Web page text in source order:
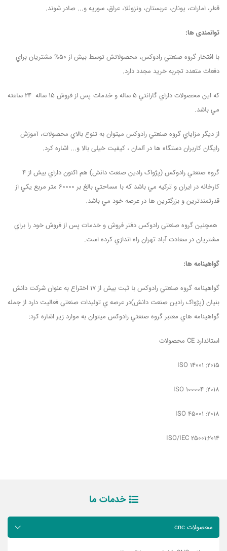
قطر، امارات، يونان، عربستان، ونزوئلا، عراق، سوريه و... صادر شوند.
توانمندی ها:
با افتخار گروه صنعتي رادوکس، محصولاتش توسط بيش از 50% مشتريان براي
دفعات متعدد تجربه خريد مجدد دارد.
که این محصولات داراي گارانتي 5 ساله و خدمات پس از فروش 15 ساله 24 ساعته
مي باشد.
از ديگر مزاياي گروه صنعتي رادوکس ميتوان به تنوع بالاي محصولات، آموزش
رايگان کاربران دستگاه ها در آلمان ، کيفيت خیلی بالا و... اشاره کرد.
گروه صنعتي رادوکس (پژواک رادین صنعت دانش) هم اکنون داراي بيش از 4
کارخانه در ايران و ترکيه مي باشد که با مساحتي بالغ بر 60000 متر مربع يکي از
قدرتمندترین و بزرگترين ها در عرصه خود مي باشد.
همچنين گروه صنعتي رادوکس دفتر فروش و خدمات پس از فروش خود را براي
مشتريان در سعادت آباد تهران راه اندازي کرده است.
گواهینامه ها:
گواهينامه گروه صنعتي رادوکس با ثبت بيش از 17 اختراع به عنوان شرکت دانش
بنيان (پژواک رادین صنعت دانش)در عرصه ي توليدات صنعتي فعاليت دارد از جمله
گواهينامه هاي معتبر گروه صنعتي رادوکس ميتوان به موارد زیر اشاره کرد:
استاندارد CE محصولات
ISO 14001 :2015
ISO 100004 :2018
ISO 45001 :2018
ISO/IEC 25001:2014
خدمات ما
محصولات cnc